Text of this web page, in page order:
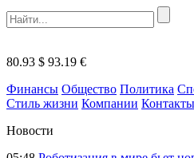
80.93 $ 93.19 €
Финансы Общество Политика
Стиль жизни Компании Контакты
Новости